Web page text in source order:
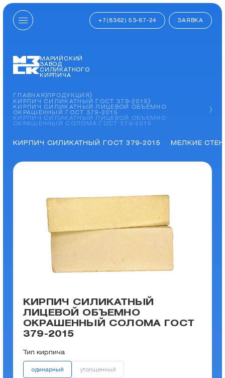
+7(8362) 53-67-24 ЗАЯВКА
КИРПИЧ СИЛИКАТНЫЙ ГОСТ 379-2015 МЕЛКИЕ
МАРИЙСКИЙ
ЗАВОД
СИЛИКАТНОГО
КИРПИЧА
ГЛАВНАЯ ПРОДУКЦИЯ
КИРПИЧ СИЛИКАТНЫЙ ГОСТ 379-2015
КИРПИЧ СИЛИКАТНЫЙ ЛИЦЕВОЙ ОБЪЕМНО
ОКРАШЕННЫЙ ГОСТ 379-2015
КИРПИЧ СИЛИКАТНЫЙ ЛИЦЕВОЙ ОБЪЕМНО
ОКРАШЕННЫЙ СОЛОМА ГОСТ 379-2015
КИРПИЧ СИЛИКАТНЫЙ
ЛИЦЕВОЙ ОБЪЕМНО
ОКРАШЕННЫЙ СОЛОМА ГОСТ
379-2015
Тип кирпича
одинарный утолщенный